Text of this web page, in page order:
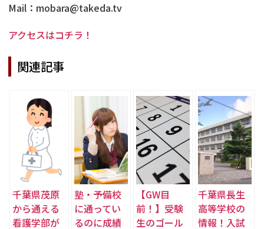
Mail：mobara@takeda.tv
アクセスはコチラ！
関連記事
千葉県茂原
から通える
看護学部が
塾・予備校
に通ってい
るのに成績
【GW目
前！】受験
生のゴール
千葉県長生
高等学校の
情報！入試